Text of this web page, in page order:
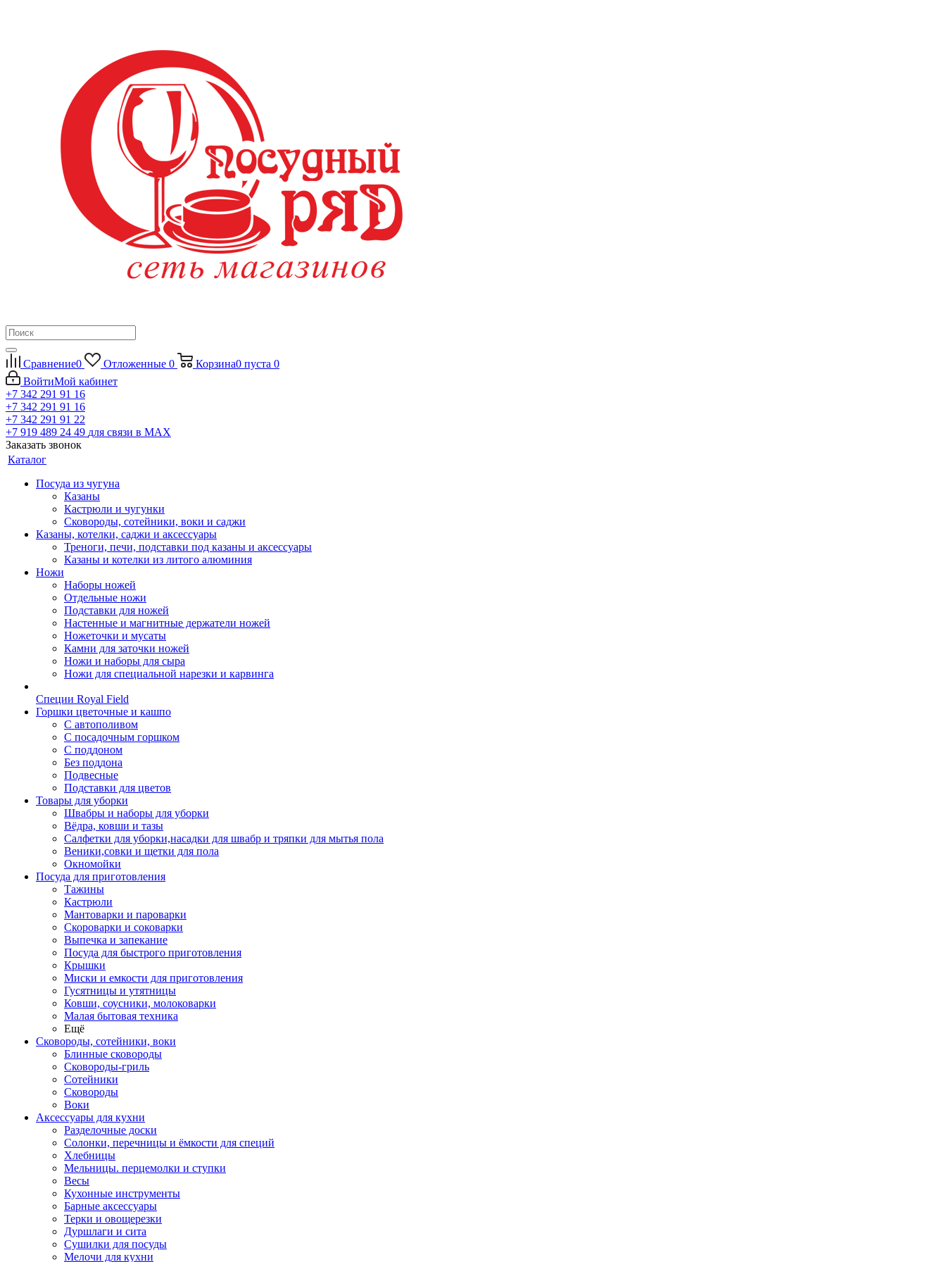
Сравнение0 Отложенные 0 Корзина0 пуста 0
ВойтиМой кабинет
+7 342 291 91 16
+7 342 291 91 16
+7 342 291 91 22
+7 919 489 24 49 для связи в МАХ
Заказать звонок
Каталог
Посуда из чугуна
Казаны
Кастрюли и чугунки
Сковороды, сотейники, воки и саджи
Казаны, котелки, саджи и аксессуары
Треноги, печи, подставки под казаны и аксессуары
Казаны и котелки из литого алюминия
Ножи
Наборы ножей
Отдельные ножи
Подставки для ножей
Настенные и магнитные держатели ножей
Ножеточки и мусаты
Камни для заточки ножей
Ножи и наборы для сыра
Ножи для специальной нарезки и карвинга
Специи Royal Field
Горшки цветочные и кашпо
С автополивом
С посадочным горшком
С поддоном
Без поддона
Подвесные
Подставки для цветов
Товары для уборки
Швабры и наборы для уборки
Вёдра, ковши и тазы
Салфетки для уборки,насадки для швабр и тряпки для мытья пола
Веники,совки и щетки для пола
Окномойки
Посуда для приготовления
Тажины
Кастрюли
Мантоварки и пароварки
Скороварки и соковарки
Выпечка и запекание
Посуда для быстрого приготовления
Крышки
Миски и емкости для приготовления
Гусятницы и утятницы
Ковши, соусники, молоковарки
Малая бытовая техника
Ещё
Сковороды, сотейники, воки
Блинные сковороды
Сковороды-гриль
Сотейники
Сковороды
Воки
Аксессуары для кухни
Разделочные доски
Солонки, перечницы и ёмкости для специй
Хлебницы
Мельницы. перцемолки и ступки
Весы
Кухонные инструменты
Барные аксессуары
Терки и овощерезки
Дуршлаги и сита
Сушилки для посуды
Мелочи для кухни